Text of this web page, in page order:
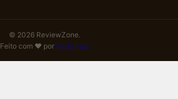
© 2026 ReviewZone.
Feito com ❤️ por Rede Fast